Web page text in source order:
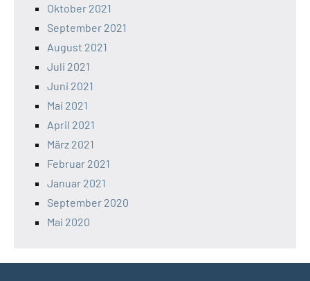
Oktober 2021
September 2021
August 2021
Juli 2021
Juni 2021
Mai 2021
April 2021
März 2021
Februar 2021
Januar 2021
September 2020
Mai 2020